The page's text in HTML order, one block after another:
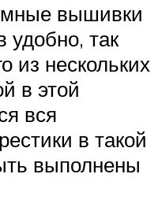
вышивки
удобно, так
из нескольких
в этой
вся
в такой
выполнены